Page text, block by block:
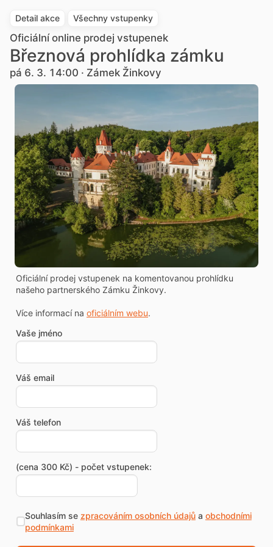
Detail akce Všechny vstupenky
Oficiální online prodej vstupenek
Březnová prohlídka zámku
pá 6. 3. 14:00 · Zámek Žinkovy
Oficiální prodej vstupenek na komentovanou prohlídku
našeho partnerského Zámku Žinkovy.
Více informací na oficiálním webu.
Vaše jméno
Váš email
Váš telefon
(cena 300 Kč) - počet vstupenek:
Souhlasím se zpracováním osobních údajůa obchodními
podmínkami